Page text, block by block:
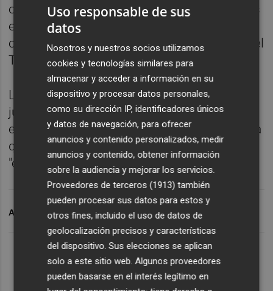
orden "afinamos el tiro". "Es una medida más
específica, más quirúrgica y creemos que
con eso satisfacemos los requerimientos del
TSJN", ha dicho.
La orden foral estaría vigente hasta el 28 de
julio y el Gobierno quiere que entre en vigor
en la medianoche del viernes al sábado, para
que pueda abarcar este fin de semana, que
"es de mucha interacción social en Navarra".
ARCHIVADO EN NAVARRA CORONAVIRUS
Uso responsable de sus
datos
Nosotros y nuestros socios utilizamos
cookies y tecnologías similares para
almacenar y acceder a información en su
dispositivo y procesar datos personales,
como su dirección IP, identificadores únicos
y datos de navegación, para ofrecer
anuncios y contenido personalizados, medir
anuncios y contenido, obtener información
sobre la audiencia y mejorar los servicios.
Proveedores de terceros (1913) también
pueden procesar sus datos para estos y
otros fines, incluido el uso de datos de
geolocalización precisos y características
del dispositivo. Sus elecciones se aplican
solo a este sitio web. Algunos proveedores
pueden basarse en el interés legítimo en